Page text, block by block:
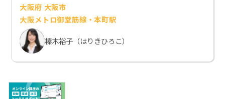
大阪府 大阪市
大阪メトロ御堂筋線・本町駅
榛木裕子（はりきひろこ）